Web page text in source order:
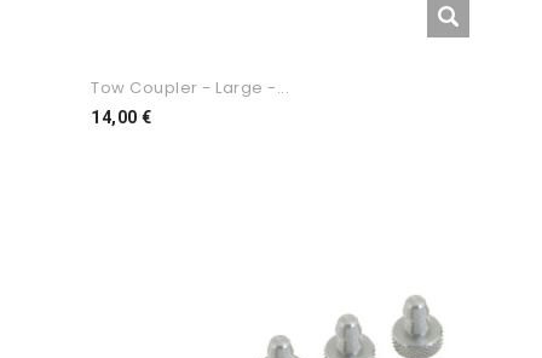
Tow Coupler - Large -...
14,00 €Preço